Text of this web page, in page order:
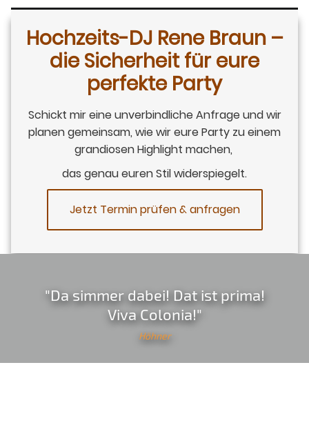
Hochzeits-DJ Rene Braun –
die Sicherheit für eure
perfekte Party
Schickt mir eine unverbindliche Anfrage und wir
planen gemeinsam, wie wir eure Party zu einem
grandiosen Highlight machen,
das genau euren Stil widerspiegelt.
Jetzt Termin prüfen & anfragen
"Da simmer dabei! Dat ist prima!
Viva Colonia!"
Höhner